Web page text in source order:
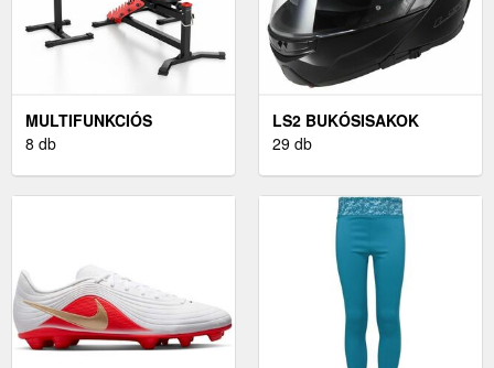
MULTIFUNKCIÓS
KONDIGÉP
8 db
LS2 BUKÓSISAKOK
29 db